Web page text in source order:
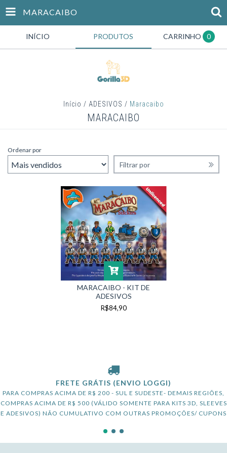
MARACAIBO
INÍCIO PRODUTOS CARRINHO 0
Início / ADESIVOS / Maracaibo
MARACAIBO
Ordenar por
Filtrar por
MARACAIBO - KIT DE
ADESIVOS
R$84,90
FRETE GRÁTIS (ENVIO LOGGI)
PARA COMPRAS ACIMA DE R$ 200 - SUL E SUDESTE- DEMAIS REGIÕES,
COMPRAS ACIMA DE R$ 500 (VÁLIDO SOMENTE PARA KITS 3D, SLEEVES
E ADESIVOS) NÃO CUMULATIVO COM OUTRAS PROMOÇÕES/ CUPONS